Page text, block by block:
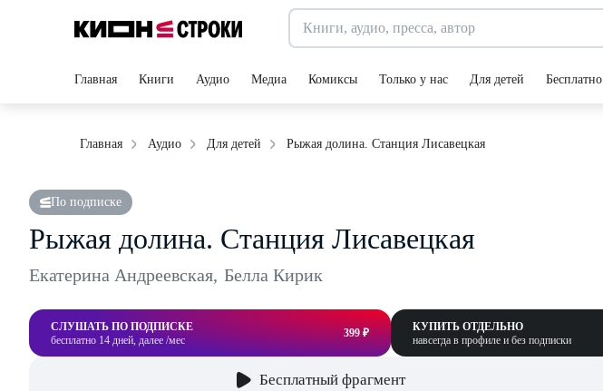
Главная Книги Аудио Медиа Комиксы Только у нас Для детей Бесплатно
Главная Аудио Для детей Рыжая долина. Станция Лисавецкая
По подписке
Рыжая долина. Станция Лисавецкая
Екатерина Андреевская, Белла Кирик
СЛУШАТЬ ПО ПОДПИСКЕ
бесплатно 14 дней, далее /мес
399 ₽
КУПИТЬ ОТДЕЛЬНО
навсегда в профиле и без подписки
Бесплатный фрагмент